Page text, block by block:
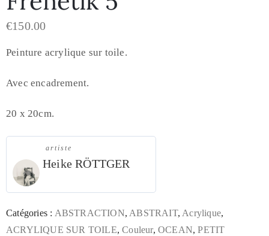
€150.00
Peinture acrylique sur toile.
Avec encadrement.
20 x 20cm.
artiste
Heike RÖTTGER
Catégories : ABSTRACTION, ABSTRAIT, Acrylique,
ACRYLIQUE SUR TOILE,Couleur,OCEAN,PETIT